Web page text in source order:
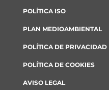
POLÍTICA ISO
PLAN MEDIOAMBIENTAL
POLÍTICA DE PRIVACIDAD
POLÍTICA DE COOKIES
AVISO LEGAL